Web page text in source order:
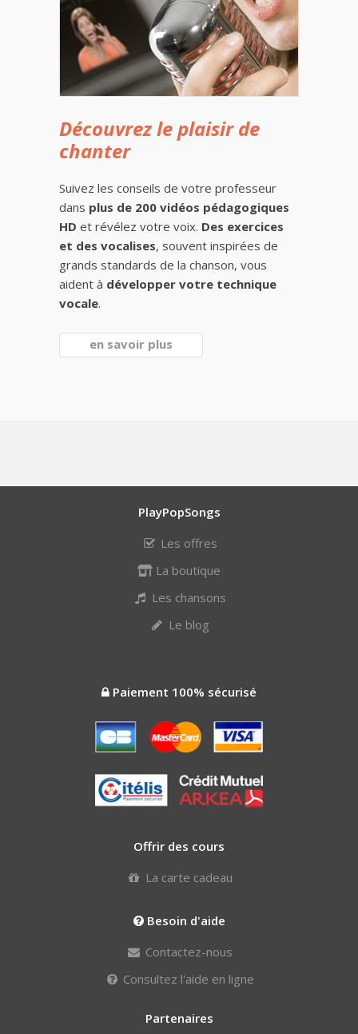
Découvrez le plaisir de
chanter
Suivez les conseils de votre professeur
dans plus de 200 vidéos pédagogiques
HD et révélez votre voix. Des exercices
et des vocalises, souvent inspirées de
grands standards de la chanson, vous
aident à développer votre technique
vocale.
en savoir plus
PlayPopSongs
Les offres
La boutique
Les chansons
Le blog
Paiement 100% sécurisé
Offrir des cours
La carte cadeau
Besoin d'aide
Contactez-nous
Consultez l'aide en ligne
Partenaires